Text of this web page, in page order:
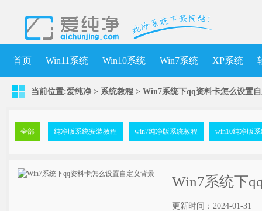
首页 Win11系统 Win10系统 Win7系统 XP系统
当前位置:爱纯净 > 系统教程 > Win7系统下qq资料卡怎么设置
全部 纯净版系统安装教程 win7纯净版系统教程 win10纯净版
Win7系统下
更新时间：2024-01-31